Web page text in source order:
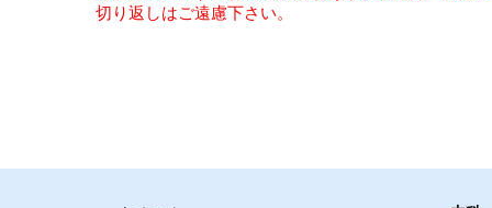
切り返しはご遠慮下さい。